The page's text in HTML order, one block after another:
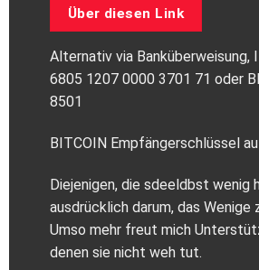
Über diesen Link
Alternativ via Banküberweisung,
6805 1207 0000 3701 71 oder
8501
BITCOIN Empfängerschlüssel
Diejenigen, die sdeeldbst wenig
ausdrücklich darum, das Wenige
Umso mehr freut mich
denen sie nicht weh tut.